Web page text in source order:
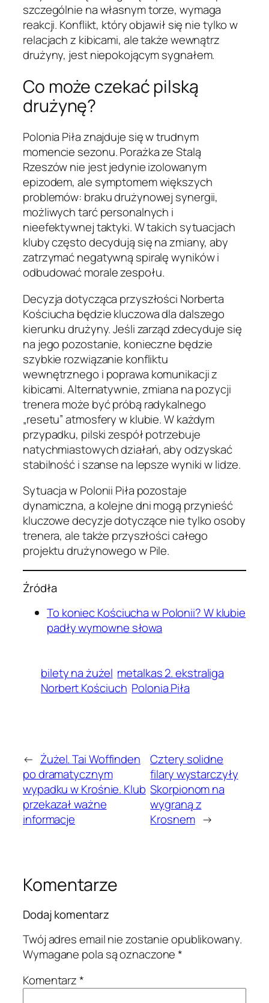
szczególnie na własnym torze, wymaga
reakcji. Konflikt, który objawił się nie tylko w
relacjach z kibicami, ale także wewnątrz
drużyny, jest niepokojącym sygnałem.
Co może czekać pilską
drużynę?
Polonia Piła znajduje się w trudnym
momencie sezonu. Porażka ze Stalą
Rzeszów nie jest jedynie izolowanym
epizodem, ale symptomem większych
problemów: braku drużynowej synergii,
możliwych tarć personalnych i
nieefektywnej taktyki. W takich sytuacjach
kluby często decydują się na zmiany, aby
zatrzymać negatywną spiralę wyników i
odbudować morale zespołu.
Decyzja dotycząca przyszłości Norberta
Kościucha będzie kluczowa dla dalszego
kierunku drużyny. Jeśli zarząd zdecyduje się
na jego pozostanie, konieczne będzie
szybkie rozwiązanie konfliktu
wewnętrznego i poprawa komunikacji z
kibicami. Alternatywnie, zmiana na pozycji
trenera może być próbą radykalnego
„resetu” atmosfery w klubie. W każdym
przypadku, pilski zespół potrzebuje
natychmiastowych działań, aby odzyskać
stabilność i szanse na lepsze wyniki w lidze.
Sytuacja w Polonii Piła pozostaje
dynamiczna, a kolejne dni mogą przynieść
kluczowe decyzje dotyczące nie tylko osoby
trenera, ale także przyszłości całego
projektu drużynowego w Pile.
Źródła
To koniec Kościucha w Polonii? W klubie
padły wymowne słowa
bilety na żużel metalkas 2. ekstraliga
Norbert Kościuch Polonia Piła
← Żużel. Tai Woffinden
po dramatycznym
wypadku w Krośnie. Klub
przekazał ważne
informacje
Cztery solidne
filary wystarczyły
Skorpionom na
wygraną z
Krosnem →
Komentarze
Dodaj komentarz
Twój adres email nie zostanie opublikowany.
Wymagane pola są oznaczone*
Komentarz*